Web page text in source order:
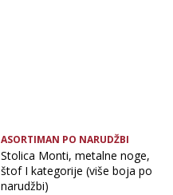
ASORTIMAN PO NARUDŽBI
Stolica Monti, metalne noge,
štof I kategorije (više boja po
narudžbi)